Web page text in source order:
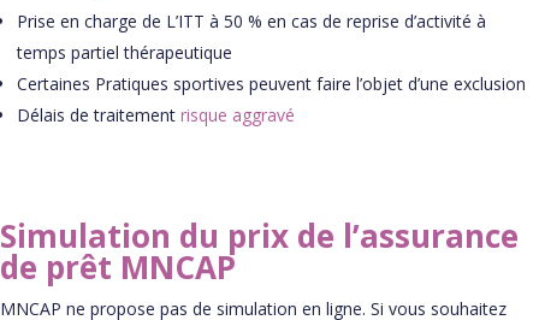
Prise en charge de L’ITT à 50 % en cas de reprise d’activité à
temps partiel thérapeutique
Certaines Pratiques sportives peuvent faire l’objet d’une exclusion
Délais de traitement risque aggravé
Simulation du prix de l’assurance
de prêt MNCAP
MNCAP ne propose pas de simulation en ligne. Si vous souhaitez